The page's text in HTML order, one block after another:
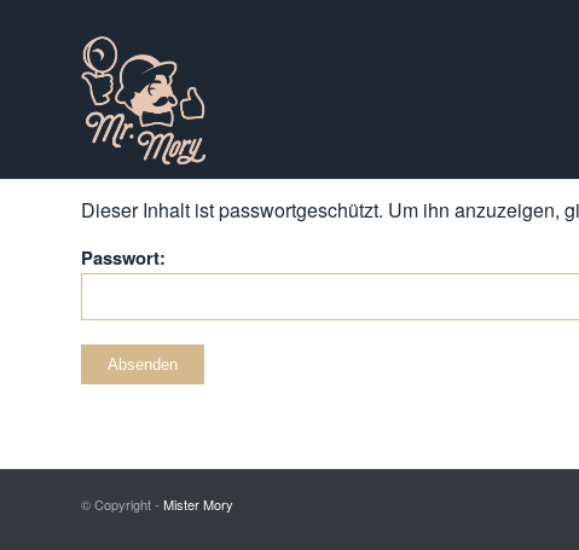
Dieser Inhalt ist passwortgeschützt. Um ihn anzuzeigen,
Passwort:
© Copyright - Mister Mory